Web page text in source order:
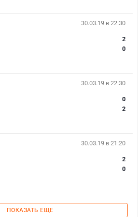
30.03.19 в 22:30
2
0
30.03.19 в 22:30
0
2
30.03.19 в 21:20
2
0
ПОКАЗАТЬ ЕЩЕ